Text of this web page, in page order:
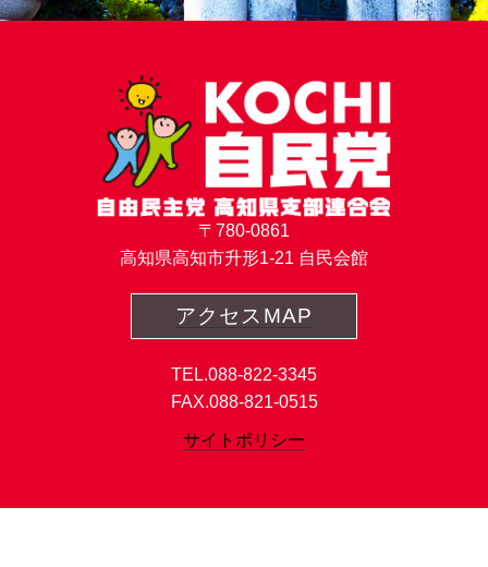
〒780-0861
高知県高知市升形1-21 自民会館
アクセスMAP
TEL.088-822-3345
FAX.088-821-0515
サイトポリシー